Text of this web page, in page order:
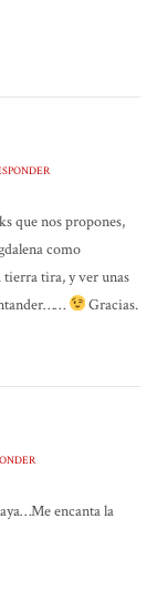
que nos propones,
como
tierra tira, y ver unas
Gracias.
encanta la